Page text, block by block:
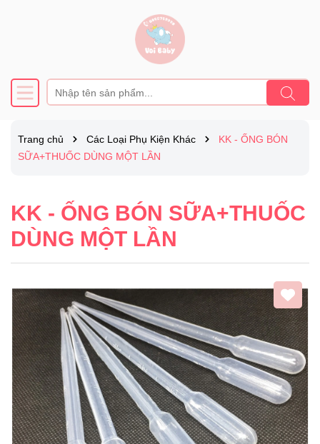
Trang chủ Các Loại Phụ Kiện Khác
KK - ỐNG BÓN
SỮA+THUỐC DÙNG MỘT LẦN
KK - ỐNG BÓN SỮA+THUỐC
DÙNG MỘT LẦN